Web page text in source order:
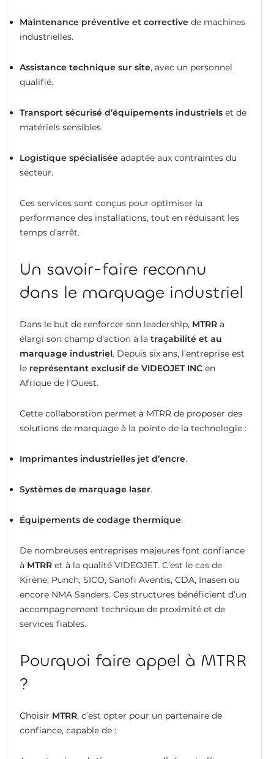
Maintenance préventive et correctivede machines
industrielles.
Assistance technique sur site, avec un personnel
qualifié.
Transport sécurisé d’équipements industrielset de
matériels sensibles.
Logistique spécialiséeadaptée aux contraintes du
secteur.
Ces services sont conçus pour optimiser la
performance des installations, tout en réduisant les
temps d’arrêt.
Un savoir-faire reconnu
dans le marquage industriel
Dans le but de renforcer son leadership, MTRRa
élargi son champ d’action à la traçabilité et au
marquage industriel. Depuis six ans, l’entreprise est
le représentant exclusif de VIDEOJET INCen
Afrique de l’Ouest.
Cette collaboration permet à MTRR de proposer des
solutions de marquage à la pointe de la technologie :
Imprimantes industrielles jet d’encre.
Systèmes de marquage laser.
Équipements de codage thermique.
De nombreuses entreprises majeures font confiance
à MTRRet à la qualité VIDEOJET. C’est le cas de
Kirène, Punch, SICO, Sanofi Aventis, CDA, Inasen ou
encore NMA Sanders. Ces structures bénéficient d’un
accompagnement technique de proximité et de
services fiables.
Pourquoi faire appel à MTRR
?
Choisir MTRR, c’est opter pour un partenaire de
confiance, capable de :